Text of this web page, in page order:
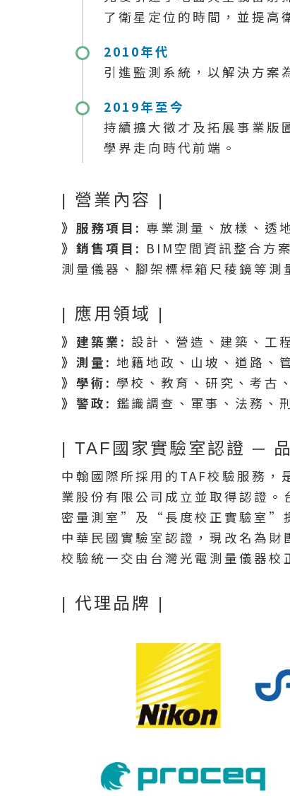
了衛星定位的時間，並提高
2010年代
引進監測系統，以解決方案
2019年至今
持續擴大徵才及拓展事業版
學界走向時代前端。
| 營業內容 |
》服務項目: 專業測量、放樣、透
》銷售項目: BIM空間資訊整合方
測量儀器、腳架標桿箱尺稜鏡等測
| 應用領域 |
》建築業: 設計、營造、建築、工
》測量: 地籍地政、山坡、道路、
》學術: 學校、教育、研究、考古
》警政: 鑑識調查、軍事、法務、
| TAF國家實驗室認證 ─
中翰國際所採用的TAF校驗服務，
業股份有限公司成立並取得認證
密量測室”及“長度校正實驗室
中華民國實驗室認證，現改名
校驗統一交由台灣光電測量儀器
| 代理品牌 |